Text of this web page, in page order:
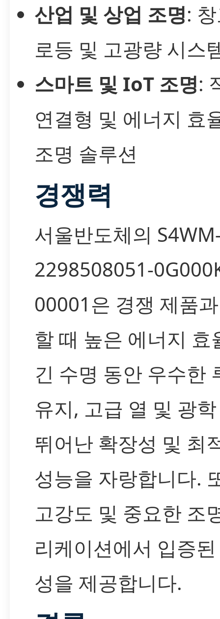
산업 및 상업 조명:
로등 및 고광량 시스
스마트 및 IoT 조명:
연결형 및 에너지 효
조명 솔루션
경쟁력
서울반도체의
2298508051-
00001은 경쟁 제품
할 때 높은 에너지 효
긴 수명 동안 우수한
유지, 고급 열 및 광
뛰어난 확장성 및 최
성능을 자랑합니다.
고강도 및 중요한 조
리케이션에서 입증
성을 제공합니다.